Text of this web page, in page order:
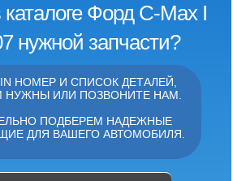
Форд C-Max I
нужной запчасти?
НОМЕР И СПИСОК ДЕТАЛЕЙ,
НУЖНЫ ИЛИ ПОЗВОНИТЕ НАМ.
ПОДБЕРЕМ НАДЕЖНЫЕ
ДЛЯ ВАШЕГО АВТОМОБИЛЯ.